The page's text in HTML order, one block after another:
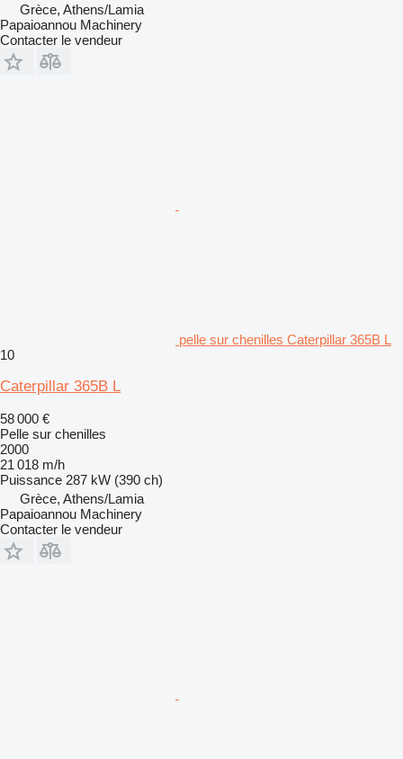
Grèce, Athens/Lamia
Papaioannou Machinery
Contacter le vendeur
pelle sur chenilles Caterpillar 365B L
10
Caterpillar 365B L
58 000 €
Pelle sur chenilles
2000
21 018 m/h
Puissance 287 kW (390 ch)
Grèce, Athens/Lamia
Papaioannou Machinery
Contacter le vendeur